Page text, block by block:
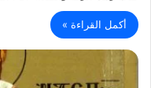
أكمل القراءة »